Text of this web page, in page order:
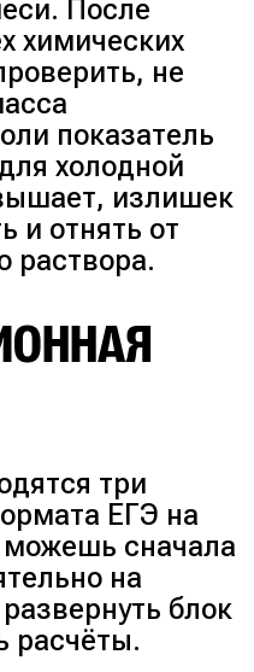
После
химических
не
показатель
холодной
излишек
и отнять от
раствора.
три
ЕГЭ на
сначала
на
блок
расчёты.